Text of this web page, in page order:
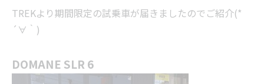
TREKより期間限定の試乗車が届きましたのでご紹介(*
´∀｀)
DOMANE SLR 6